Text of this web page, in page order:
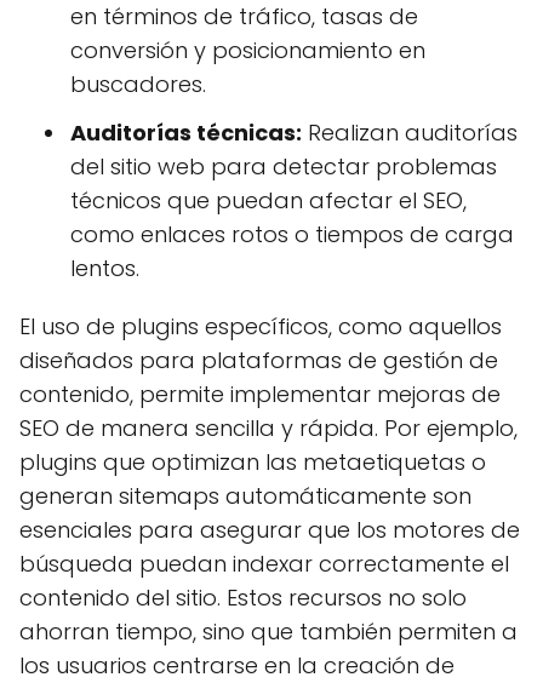
en términos de tráfico, tasas de
conversión y posicionamiento en
buscadores.
Auditorías técnicas: Realizan auditorías
del sitio web para detectar problemas
técnicos que puedan afectar el SEO,
como enlaces rotos o tiempos de carga
lentos.
El uso de plugins específicos, como aquellos
diseñados para plataformas de gestión de
contenido, permite implementar mejoras de
SEO de manera sencilla y rápida. Por ejemplo,
plugins que optimizan las metaetiquetas o
generan sitemaps automáticamente son
esenciales para asegurar que los motores de
búsqueda puedan indexar correctamente el
contenido del sitio. Estos recursos no solo
ahorran tiempo, sino que también permiten a
los usuarios centrarse en la creación de